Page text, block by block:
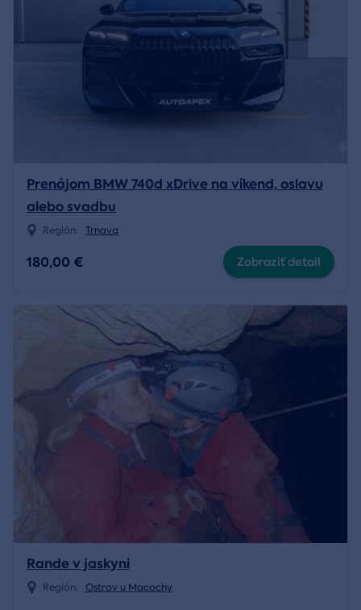
Prenájom BMW 740d xDrive na víkend, oslavu
alebo svadbu
Región: Trnava
180,00 € Zobraziť detail
Rande v jaskyni
Región: Ostrov u Macochy